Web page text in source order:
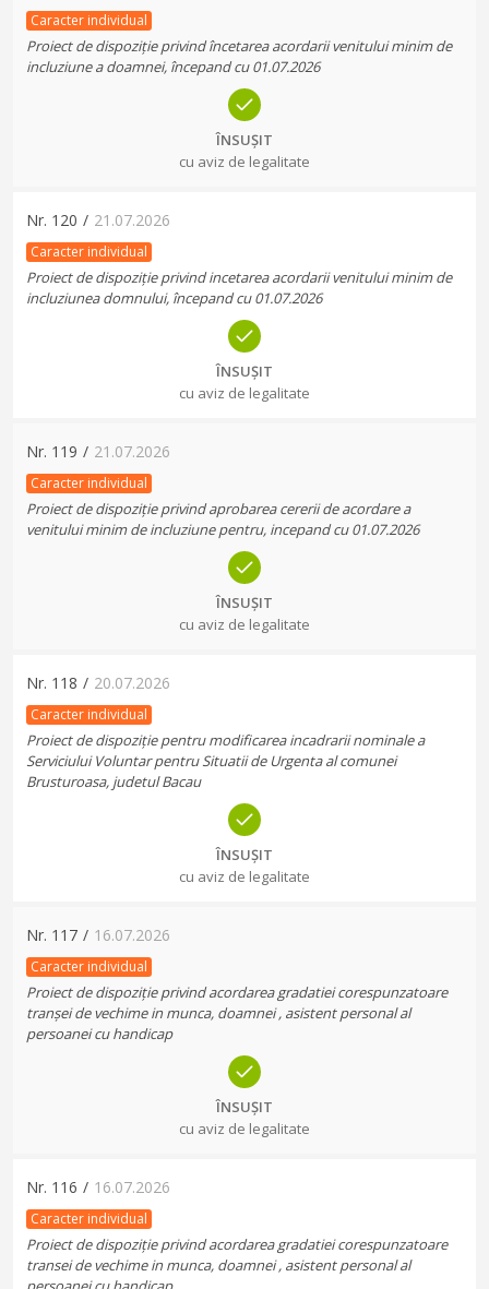
Caracter individual
Proiect de dispoziție privind încetarea acordarii venitului minim de
incluziune a doamnei, începand cu 01.07.2026
ÎNSUȘIT
cu aviz de legalitate
Nr. 120 / 21.07.2026
Caracter individual
Proiect de dispoziție privind incetarea acordarii venitului minim de
incluziunea domnului, începand cu 01.07.2026
ÎNSUȘIT
cu aviz de legalitate
Nr. 119 / 21.07.2026
Caracter individual
Proiect de dispoziție privind aprobarea cererii de acordare a
venitului minim de incluziune pentru, incepand cu 01.07.2026
ÎNSUȘIT
cu aviz de legalitate
Nr. 118 / 20.07.2026
Caracter individual
Proiect de dispoziție pentru modificarea incadrarii nominale a
Serviciului Voluntar pentru Situatii de Urgenta al comunei
Brusturoasa, judetul Bacau
ÎNSUȘIT
cu aviz de legalitate
Nr. 117 / 16.07.2026
Caracter individual
Proiect de dispoziție privind acordarea gradatiei corespunzatoare
tranșei de vechime in munca, doamnei , asistent personal al
persoanei cu handicap
ÎNSUȘIT
cu aviz de legalitate
Nr. 116 / 16.07.2026
Caracter individual
Proiect de dispoziție privind acordarea gradatiei corespunzatoare
transei de vechime in munca, doamnei , asistent personal al